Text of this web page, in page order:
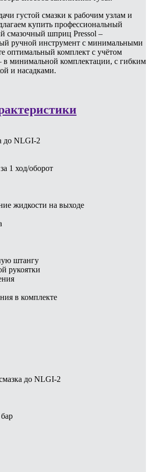
густой смазки к рабочим узлам и
купить профессиональный
смазочный шприц Pressol –
ручной инструмент с минимальными
оптимальный комплект с учётом
в минимальной комплектации, с гибким
и насадками.
до NLGI-2
1 ход/оборот
жидкости на выходе
штангу
рукоятки
в комплекте
до NLGI-2